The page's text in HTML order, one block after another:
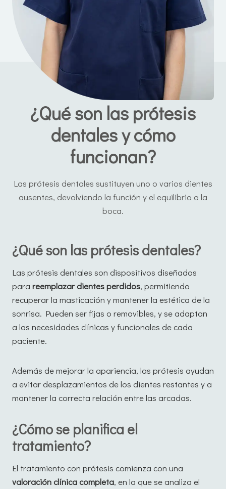
¿Qué son las prótesis
dentales y cómo
funcionan?
Las prótesis dentales sustituyen uno o varios dientes
ausentes, devolviendo la función y el equilibrio a la
boca.
¿Qué son las prótesis dentales?
Las prótesis dentales son dispositivos diseñados
para reemplazar dientes perdidos, permitiendo
recuperar la masticación y mantener la estética de la
sonrisa. Pueden ser fijas o removibles, y se adaptan
a las necesidades clínicas y funcionales de cada
paciente.
Además de mejorar la apariencia, las prótesis ayudan
a evitar desplazamientos de los dientes restantes y a
mantener la correcta relación entre las arcadas.
¿Cómo se planifica el
tratamiento?
El tratamiento con prótesis comienza con una
valoración clínica completa, en la que se analiza el